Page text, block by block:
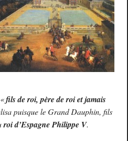
fils de roi, père de roi et jamais
puisque le Grand Dauphin, fils
roi d’Espagne Philippe V.